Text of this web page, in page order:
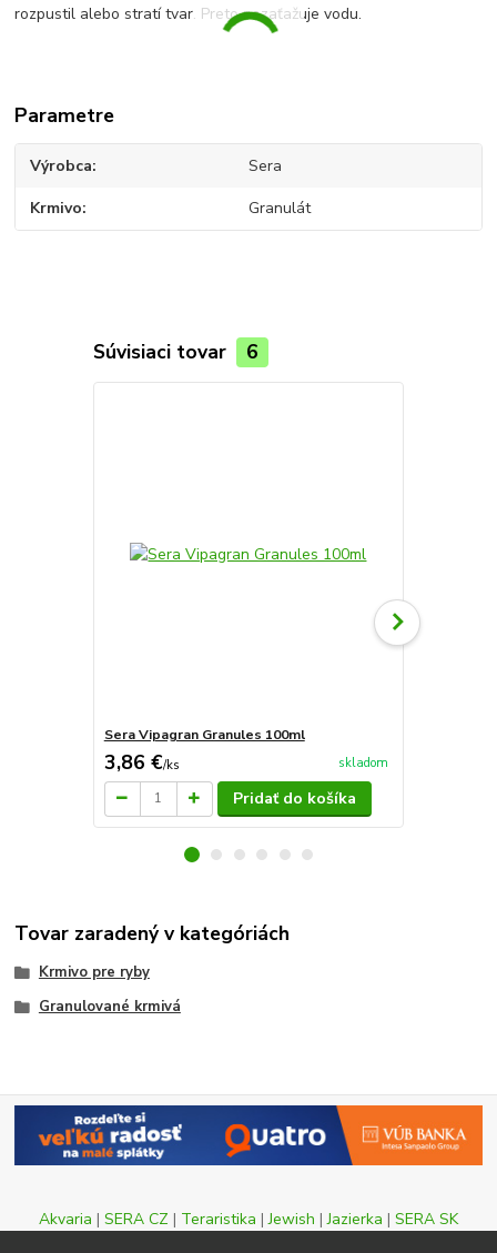
rozpustil alebo stratí tvar. Preto nezaťažuje vodu.
Parametre
Výrobca Sera
Krmivo Granulát
Súvisiaci tovar 6
Sera Vipagran Granules 100ml
3,86 €/ks skladom
Pridať do košíka
Tovar zaradený v kategóriách
Krmivo pre ryby
Granulované krmivá
Akvaria | SERA CZ | Teraristika |Jewish |Jazierka | SERA SK